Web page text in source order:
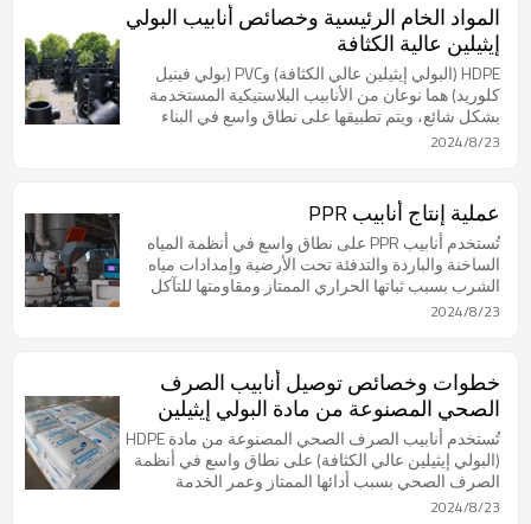
المواد الخام الرئيسية وخصائص أنابيب البولي
إيثيلين عالية الكثافة
HDPE (البولي إيثيلين عالي الكثافة) وPVC (بولي فينيل
كلوريد) هما نوعان من الأنابيب البلاستيكية المستخدمة
بشكل شائع، ويتم تطبيقها على نطاق واسع في البناء
والصناعة والزراعة.
2024/8/23
عملية إنتاج أنابيب PPR
تُستخدم أنابيب PPR على نطاق واسع في أنظمة المياه
الساخنة والباردة والتدفئة تحت الأرضية وإمدادات مياه
الشرب بسبب ثباتها الحراري الممتاز ومقاومتها للتآكل
وتحملها للضغط العالي.
2024/8/23
خطوات وخصائص توصيل أنابيب الصرف
الصحي المصنوعة من مادة البولي إيثيلين
عالي الكثافة
تُستخدم أنابيب الصرف الصحي المصنوعة من مادة HDPE
(البولي إيثيلين عالي الكثافة) على نطاق واسع في أنظمة
الصرف الصحي بسبب أدائها الممتاز وعمر الخدمة
الطويل.
2024/8/23